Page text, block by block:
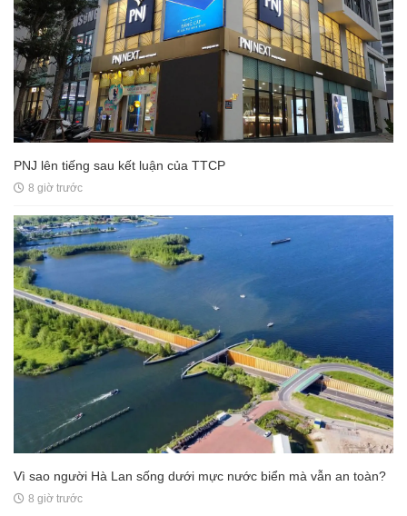
PNJ lên tiếng sau kết luận của TTCP
8 giờ trước
Vì sao người Hà Lan sống dưới mực nước biển mà vẫn an toàn?
8 giờ trước